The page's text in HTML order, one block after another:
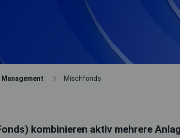
Mischfonds
kombinieren aktiv mehrere